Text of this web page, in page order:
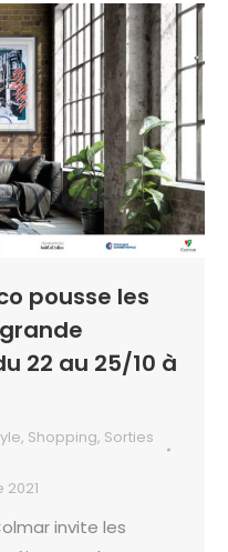
pousse les
22 au 25/10 à
, Shopping, Sorties
invite les